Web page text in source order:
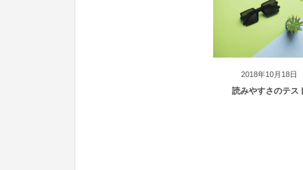
2018年10月18日
読みやすさのテス